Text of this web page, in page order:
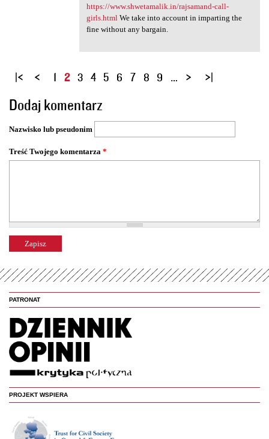
https://www.shwetamalik.in/rajsamand-call-
girls.htmlWe take into account in imparting the
fine without any bargain.
S
r
o
n
y
1 2 3 4 5 6 7 8 9 …
Dodaj komentarz
Nazwisko lub pseudonim
Treść Twojego komentarza *
PATRONAT
PROJEKT WSPIERA